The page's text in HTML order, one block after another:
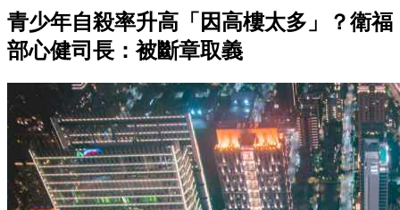
青少年自殺率升高「因高樓太多」？衛福
部心健司長：被斷章取義